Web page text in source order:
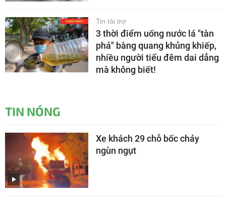
Tin tài trợ
3 thời điểm uống nước lá "tàn
phá" bàng quang khủng khiếp,
nhiều người tiểu đêm dai dẳng
mà không biết!
TIN NÓNG
Xe khách 29 chỗ bốc cháy
ngùn ngụt